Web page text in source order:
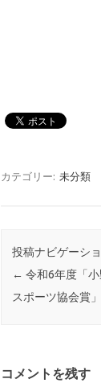
カテゴリー: 未分類
投稿ナビゲーシ
← 令和6年度「
スポーツ協会賞
コメントを残す